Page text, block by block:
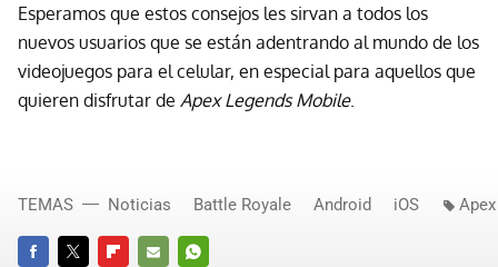
Esperamos que estos consejos les sirvan a todos los
nuevos usuarios que se están adentrando al mundo de los
videojuegos para el celular, en especial para aquellos que
quieren disfrutar de Apex Legends Mobile.
TEMAS Noticias Battle Royale Android iOS